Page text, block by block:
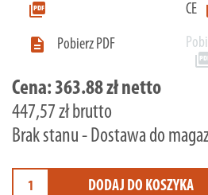
picture_as_pdf
CE

Pobierz PDF
Cena:363.88 zł netto
447,57 zł brutto
Brak stanu - Dostawa do
DODAJ DO KOSZYKA